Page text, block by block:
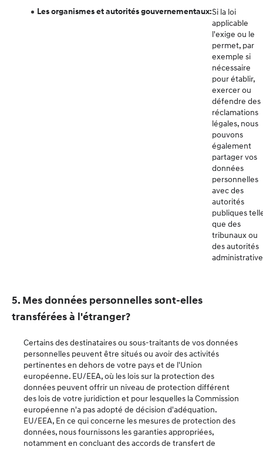
Les organismes et autorités gouvernementaux:Si la loi
applicable
l'exige ou le
permet, par
exemple si
nécessaire
pour établir,
exercer ou
défendre des
réclamations
légales, nous
pouvons
également
partager vos
données
personnelles
avec des
autorités
publiques
que des
tribunaux ou
des autorités
5. Mes données personnelles sont-elles
transférées à l'étranger?
Certains des destinataires ou sous-traitants de vos données
personnelles peuvent être situés ou avoir des activités
pertinentes en dehors de votre pays et de l'Union
européenne. EU/EEA, où les lois sur la protection des
données peuvent offrir un niveau de protection différent
des lois de votre juridiction et pour lesquelles la Commission
européenne n'a pas adopté de décision d'adéquation.
EU/EEA, En ce qui concerne les mesures de protection des
données, nous fournissons les garanties appropriées,
notamment en concluant des accords de transfert de